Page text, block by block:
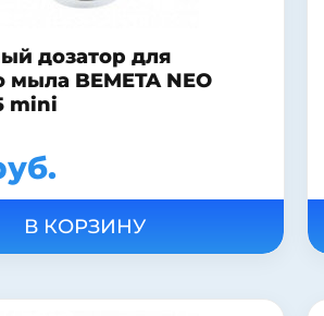
дозатор для
BEMETA NEO
mini